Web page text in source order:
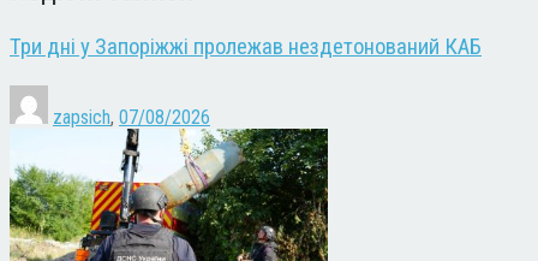
Три дні у Запоріжжі пролежав нездетонований КАБ
zapsich, 07/08/2026